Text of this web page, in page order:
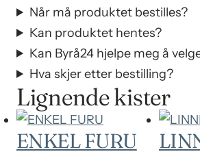
Når må produktet bestilles?
Kan produktet hentes?
Kan Byrå24 hjelpe meg å
Hva skjer etter bestilling?
Lignende kister
ENKEL FURU